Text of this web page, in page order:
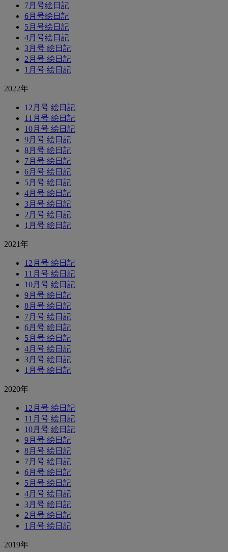
7月号絵日記
6月号絵日記
5月号絵日記
4月号絵日記
3月号 絵日記
2月号 絵日記
1月号 絵日記
2022年
12月号 絵日記
11月号 絵日記
10月号 絵日記
9月号 絵日記
8月号 絵日記
7月号 絵日記
6月号 絵日記
5月号 絵日記
4月号 絵日記
3月号 絵日記
2月号 絵日記
1月号 絵日記
2021年
12月号 絵日記
11月号 絵日記
10月号 絵日記
9月号 絵日記
8月号 絵日記
7月号 絵日記
6月号 絵日記
5月号 絵日記
4月号 絵日記
3月号 絵日記
1月号 絵日記
2020年
12月号 絵日記
11月号 絵日記
10月号 絵日記
9月号 絵日記
8月号 絵日記
7月号 絵日記
6月号 絵日記
5月号 絵日記
4月号 絵日記
3月号 絵日記
2月号 絵日記
1月号 絵日記
2019年